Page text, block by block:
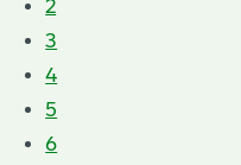
2
3
4
5
6